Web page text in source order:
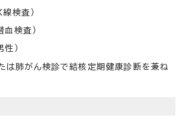
検査）
血検査）
性）
は肺がん検診で結核定期健康診断を兼ね